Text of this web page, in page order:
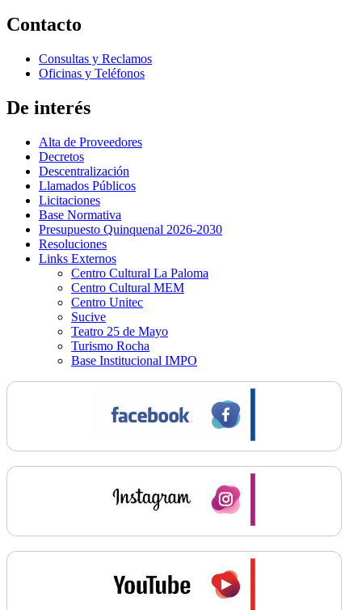
Contacto
Consultas y Reclamos
Oficinas y Teléfonos
De interés
Alta de Proveedores
Decretos
Descentralización
Llamados Públicos
Licitaciones
Base Normativa
Presupuesto Quinquenal 2026-2030
Resoluciones
Links Externos
Centro Cultural La Paloma
Centro Cultural MEM
Centro Unitec
Sucive
Teatro 25 de Mayo
Turismo Rocha
Base Institucional IMPO